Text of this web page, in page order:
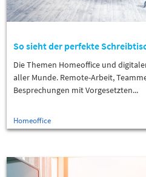
So sieht der perfekte
Die Themen Homeoffice und
aller Munde. Remote-Arbeit,
Besprechungen mit Vorgesetzten...
Homeoffice